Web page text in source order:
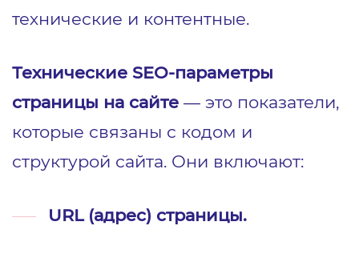
технические и контентные.
Технические SEO-параметры
страницы на сайте — это показатели,
которые связаны с кодом и
структурой сайта. Они включают:
URL (адрес) страницы.